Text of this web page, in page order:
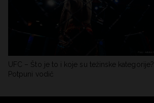
UFC – Što je to i koje su težinske kategorije?
Potpuni vodič